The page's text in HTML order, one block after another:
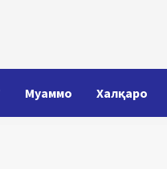
Муаммо Халқаро